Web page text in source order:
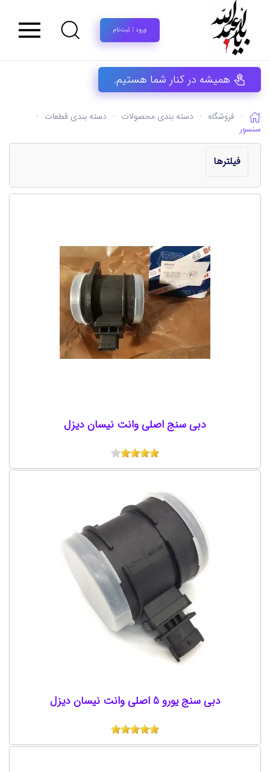
ورود | ثبت‌نام
همیشه در کنار شما هستیم.
فروشگاه دسته بندی محصولات
دسته بندی قطعات
سنسور
فیلترها
دبی سنج اصلی وانت نیسان دیزل
دبی سنج یورو 5 اصلی وانت نیسان دیزل